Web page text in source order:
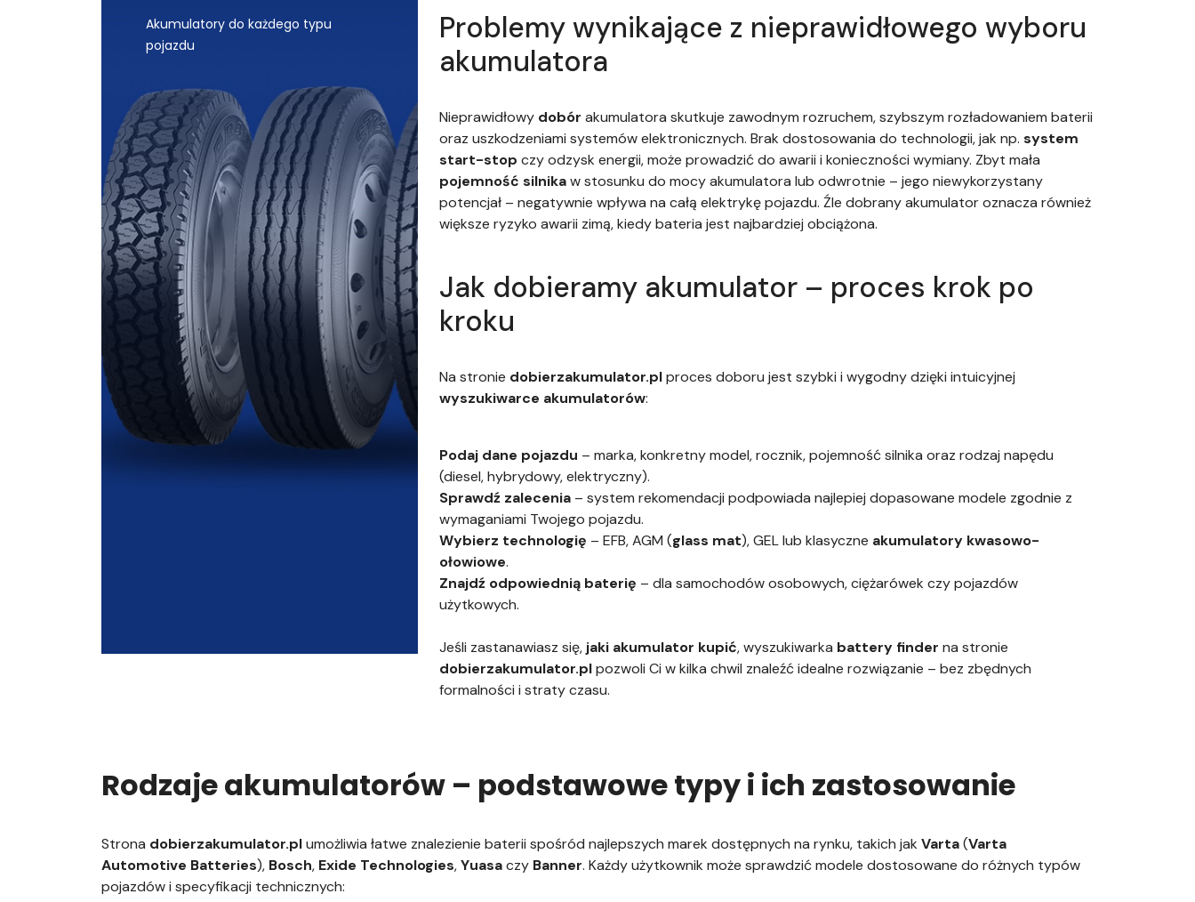
Akumulatory do każdego typu
pojazdu
Problemy wynikające z nieprawidłowego wyboru
akumulatora
Nieprawidłowy dobór akumulatora skutkuje zawodnym rozruchem, szybszym rozładowaniem baterii
oraz uszkodzeniami systemów elektronicznych. Brak dostosowania do technologii, jak np. system
start-stop czy odzysk energii, może prowadzić do awarii i konieczności wymiany. Zbyt mała
pojemność silnikaw stosunku do mocy akumulatora lub odwrotnie – jego niewykorzystany
potencjał – negatywnie wpływa na całą elektrykę pojazdu. Źle dobrany akumulator oznacza również
większe ryzyko awarii zimą, kiedy bateria jest najbardziej obciążona.
Jak dobieramy akumulator – proces krok po
kroku
Na stronie dobierzakumulator.plproces doboru jest szybki i wygodny dzięki intuicyjnej
wyszukiwarce akumulatorów:
Podaj dane pojazdu – marka, konkretny model, rocznik, pojemność silnika oraz rodzaj napędu
(diesel, hybrydowy, elektryczny).
Sprawdź zalecenia – system rekomendacji podpowiada najlepiej dopasowane modele zgodnie z
wymaganiami Twojego pojazdu.
Wybierz technologię – EFB, AGM (glass mat), GEL lub klasyczne akumulatory kwasowo-
ołowiowe.
Znajdź odpowiednią baterię – dla samochodów osobowych, ciężarówek czy pojazdów
użytkowych.
Jeśli zastanawiasz się, jaki akumulator kupić, wyszukiwarka battery finder na stronie
dobierzakumulator.plpozwoli Ci w kilka chwil znaleźć idealne rozwiązanie – bez zbędnych
formalności i straty czasu.
Rodzaje akumulatorów – podstawowe typy i ich zastosowanie
Strona dobierzakumulator.plumożliwia łatwe znalezienie baterii spośród najlepszych marek dostępnych na rynku, takich jak Varta(Varta
Automotive Batteries), Bosch, Exide Technologies,Yuasaczy Banner. Każdy użytkownik może sprawdzić modele dostosowane do różnych typów
pojazdów i specyfikacji technicznych: